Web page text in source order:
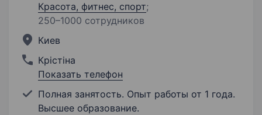
Красота, фитнес, спорт;
250–1000 сотрудников
Киев
Крістіна
Показать телефон
Полная занятость. Опыт работы от 1 года.
Высшее образование.